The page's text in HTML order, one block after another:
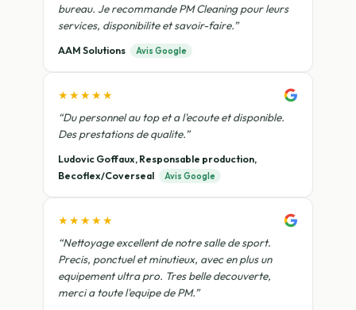
bureau. Je recommande PM Cleaning pour leurs
services, disponibilite et savoir-faire.”
AAM Solutions Avis Google
★★★★★
“Du personnel au top et a l'ecoute et disponible.
Des prestations de qualite.”
Ludovic Goffaux, Responsable production,
Becoflex/Coverseal
Avis Google
★★★★★
“Nettoyage excellent de notre salle de sport.
Precis, ponctuel et minutieux, avec en plus un
equipement ultra pro. Tres belle decouverte,
merci a toute l'equipe de PM.”